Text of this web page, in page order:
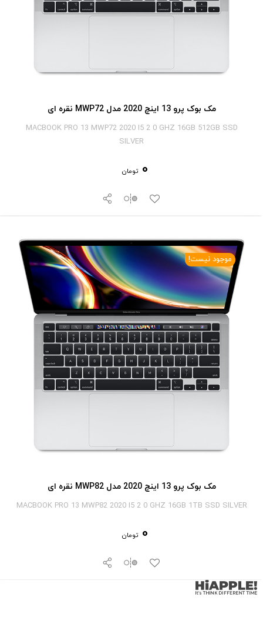
مک بوک پرو 13 اینچ 2020 مدل MWP72 نقره ای
MACBOOK PRO 13 MWP72 2020 I5 2 0 GHZ 16GB 512GB SSD
SILVER
0 تومان
موجود نیست!
مک بوک پرو 13 اینچ 2020 مدل MWP82 نقره ای
MACBOOK PRO 13 MWP82 2020 I5 2 0 GHZ 16GB 1TB SSD SILVER
0 تومان